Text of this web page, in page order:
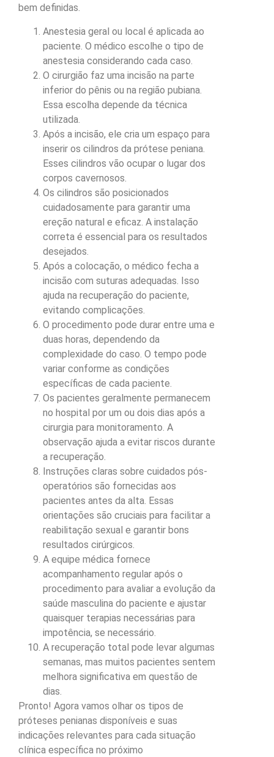
bem definidas.
Anestesia geral ou local é aplicada ao
paciente. O médico escolhe o tipo de
anestesia considerando cada caso.
O cirurgião faz uma incisão na parte
inferior do pênis ou na região pubiana.
Essa escolha depende da técnica
utilizada.
Após a incisão, ele cria um espaço para
inserir os cilindros da prótese peniana.
Esses cilindros vão ocupar o lugar dos
corpos cavernosos.
Os cilindros são posicionados
cuidadosamente para garantir uma
ereção natural e eficaz. A instalação
correta é essencial para os resultados
desejados.
Após a colocação, o médico fecha a
incisão com suturas adequadas. Isso
ajuda na recuperação do paciente,
evitando complicações.
O procedimento pode durar entre uma e
duas horas, dependendo da
complexidade do caso. O tempo pode
variar conforme as condições
específicas de cada paciente.
Os pacientes geralmente permanecem
no hospital por um ou dois dias após a
cirurgia para monitoramento. A
observação ajuda a evitar riscos durante
a recuperação.
Instruções claras sobre cuidados pós-
operatórios são fornecidas aos
pacientes antes da alta. Essas
orientações são cruciais para facilitar a
reabilitação sexual e garantir bons
resultados cirúrgicos.
A equipe médica fornece
acompanhamento regular após o
procedimento para avaliar a evolução da
saúde masculina do paciente e ajustar
quaisquer terapias necessárias para
impotência, se necessário.
A recuperação total pode levar algumas
semanas, mas muitos pacientes sentem
melhora significativa em questão de
dias.
Pronto! Agora vamos olhar os tipos de
próteses penianas disponíveis e suas
indicações relevantes para cada situação
clínica específica no próximo